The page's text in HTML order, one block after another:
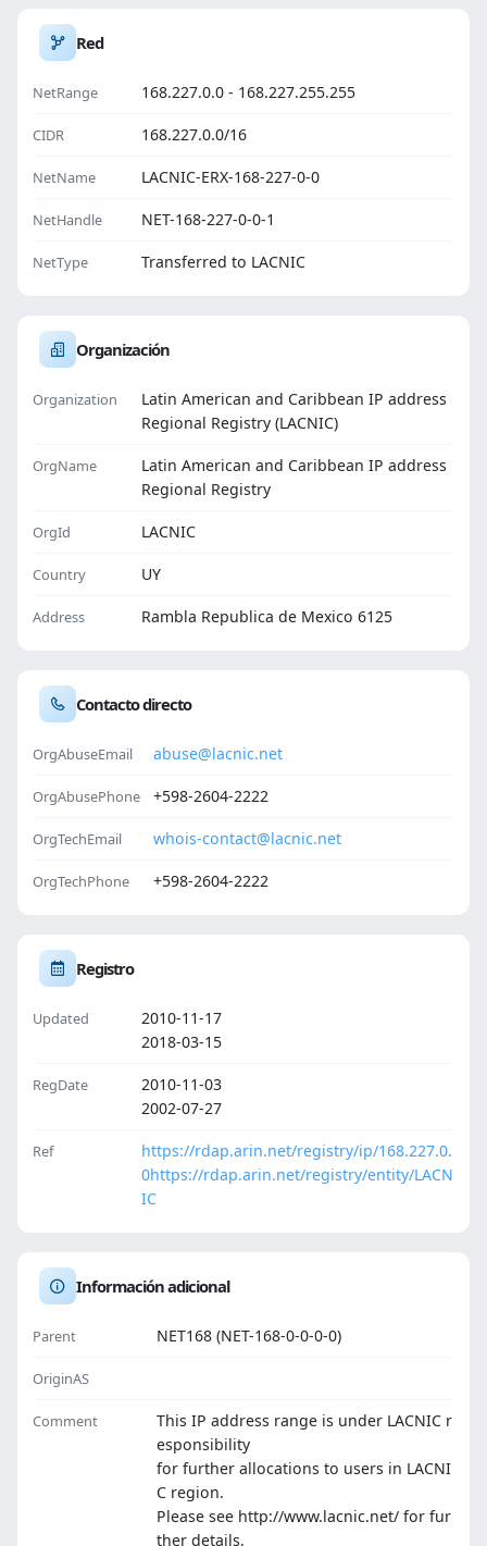
Red
NetRange 168.227.0.0 - 168.227.255.255
CIDR 168.227.0.0/16
NetName LACNIC-ERX-168-227-0-0
NetHandle NET-168-227-0-0-1
NetType Transferred to LACNIC
Organización
Organization
Latin American and Caribbean IP address
Regional Registry (LACNIC)
OrgName
Latin American and Caribbean IP address
Regional Registry
OrgId LACNIC
Country UY
Address Rambla Republica de Mexico 6125
Contacto directo
OrgAbuseEmail abuse@lacnic.net
OrgAbusePhone +598-2604-2222
OrgTechEmail whois-contact@lacnic.net
OrgTechPhone +598-2604-2222
Registro
Updated
2010-11-17
2018-03-15
RegDate
2010-11-03
2002-07-27
Ref
https://rdap.arin.net/registry/ip/168.227.0.
0https://rdap.arin.net/registry/entity/LACN
IC
Información adicional
Parent NET168 (NET-168-0-0-0-0)
OriginAS
Comment
This IP address range is under LACNIC r
esponsibility
for further allocations to users in LACNI
C region.
Please see http://www.lacnic.net/ for fur
ther details,